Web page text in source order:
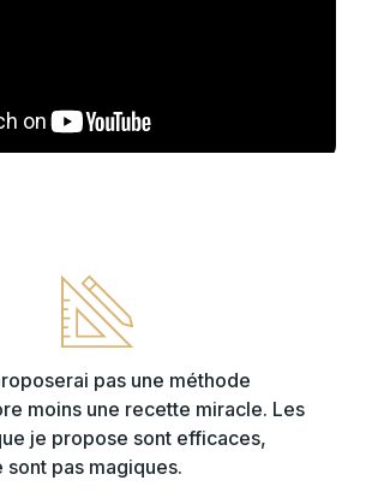
pas une méthode
moins une recette miracle. Les
je propose sont efficaces,
sont pas magiques.